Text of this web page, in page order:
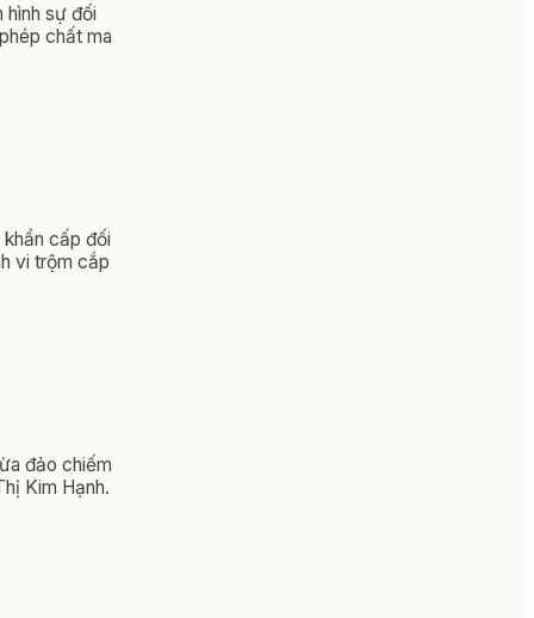
sự đối
chất ma
cấp đối
vi trộm cắp
đảo chiếm
Kim Hạnh.